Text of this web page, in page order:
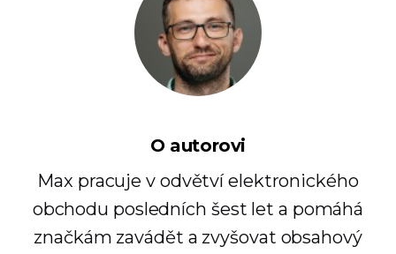
O autorovi
Max pracuje v odvětví elektronického
obchodu posledních šest let a pomáhá
značkám zavádět a zvyšovat obsahový